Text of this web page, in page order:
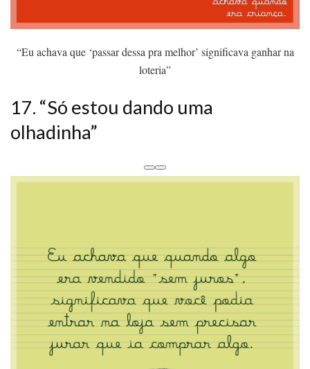
“Eu achava que ‘passar dessa pra melhor’ significava ganhar na
loteria”
17. “Só estou dando uma
olhadinha”